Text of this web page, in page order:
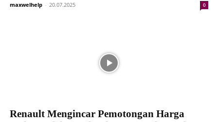
maxwelhelp - 20.07.2025 0
Renault Mengincar Pemotongan Harga